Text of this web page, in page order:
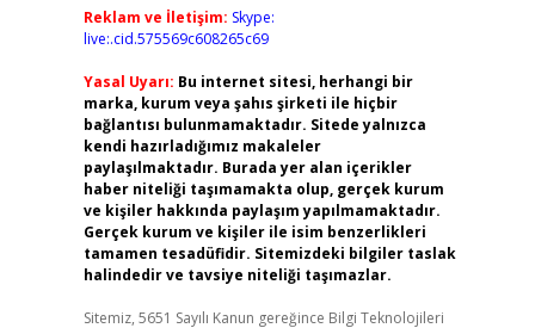
Reklam ve İletişim: Skype:
live:.cid.575569c608265c69
Yasal Uyarı: Bu internet sitesi, herhangi bir
marka, kurum veya şahıs şirketi ile hiçbir
bağlantısı bulunmamaktadır. Sitede yalnızca
kendi hazırladığımız makaleler
paylaşılmaktadır. Burada yer alan içerikler
haber niteliği taşımamakta olup, gerçek kurum
ve kişiler hakkında paylaşım yapılmamaktadır.
Gerçek kurum ve kişiler ile isim benzerlikleri
tamamen tesadüfidir. Sitemizdeki bilgiler taslak
halindedir ve tavsiye niteliği taşımazlar.
Sitemiz, 5651 Sayılı Kanun gereğince Bilgi Teknolojileri